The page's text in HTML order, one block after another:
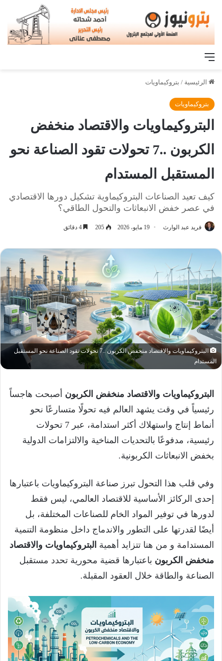
القائمة
الرئيسية / بتروكيماويات
بتروكيماويات
البتروكيماويات والاقتصاد منخفض
الكربون ..7 تحولات تقود الصناعة نحو
المستقبل المستدام
كيف تعيد الصناعات البتروكيماوية تشكيل دورها الاقتصادي
في عصر خفض الانبعاثات والتحول الطاقي؟
فريد عبد الوارث 19 مايو، 2026 205
البتروكيماويات والاقتصاد منخفض الكربون ..7 تحولات تقود الصناعة نحو المستقبل
المستدام
البتروكيماويات والاقتصاد منخفض الكربون أصبحت هاجساً
رئيسياً في وقت يشهد العالم فيه تحولًا متسارعًا نحو
أنماط إنتاج واستهلاك أكثر استدامة، عبر 7 تحولات
رئيسية، مدفوعًا بالتحديات المناخية والالتزامات الدولية
بخفض الانبعاثات الكربونية.
وفي قلب هذا التحول تبرز صناعة البتروكيماويات باعتبارها
إحدى الركائز الأساسية للاقتصاد العالمي، ليس فقط
لدورها في توفير المواد الخام للصناعات المختلفة، بل
أيضًا لقدرتها على التطور والاندماج داخل منظومة التنمية
المستدامة و من هنا تتزايد أهمية البتروكيماويات والاقتصاد
منخفض الكربون باعتبارها قضية محورية تحدد مستقبل
الصناعة والطاقة خلال العقود المقبلة.